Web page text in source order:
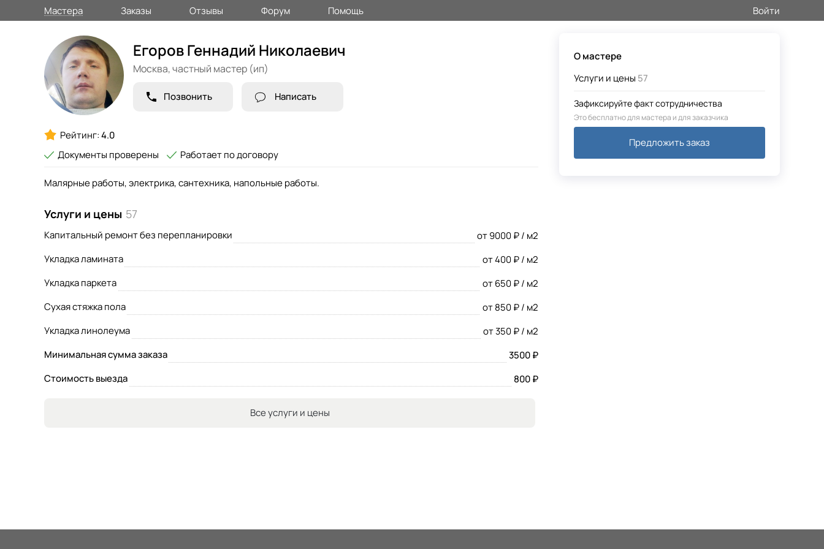
Мастера Заказы Отзывы Форум Помощь Войти
О мастере
Услуги и цены 57
Зафиксируйте факт сотрудничества
Это бесплатно для мастера и для заказчика
Предложить заказ
Егоров Геннадий Николаевич
Москва,частный мастер (ип)
Позвонить Написать
Рейтинг:4.0
Документы проверены
Работает по договору
Малярные работы, электрика, сантехника, напольные работы.
Услуги и цены 57
Капитальный ремонт без перепланировки
от 9000 ₽ / м2
Укладка ламината
от 400 ₽ / м2
Укладка паркета
от 650 ₽ / м2
Сухая стяжка пола
от 850 ₽ / м2
Укладка линолеума
от 350 ₽ / м2
Минимальная сумма заказа
3500 ₽
Стоимость выезда
800 ₽
Все услуги и цены